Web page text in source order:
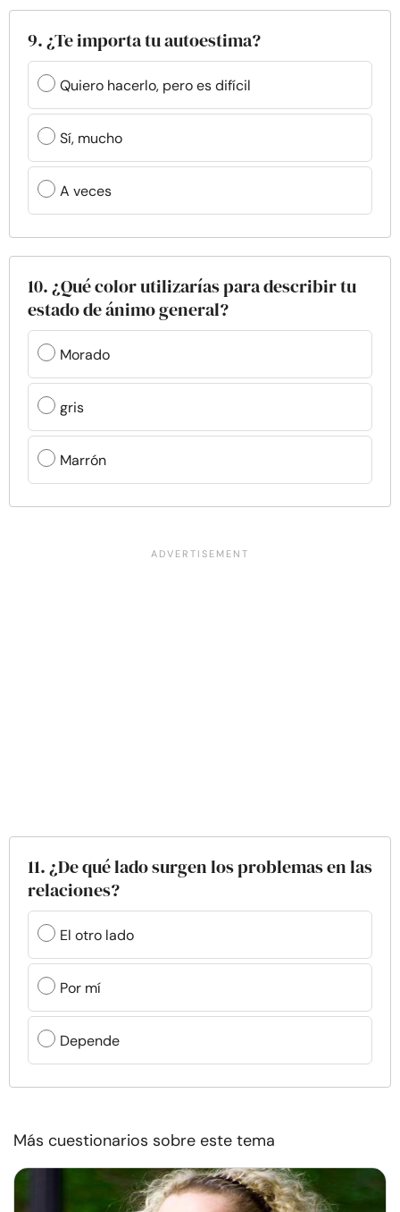
9. ¿Te importa tu autoestima?
Quiero hacerlo, pero es difícil
Sí, mucho
A veces
10. ¿Qué color utilizarías para describir tu
estado de ánimo general?
Morado
gris
Marrón
11. ¿De qué lado surgen los problemas en las
relaciones?
El otro lado
Por mí
Depende
Más cuestionarios sobre este tema